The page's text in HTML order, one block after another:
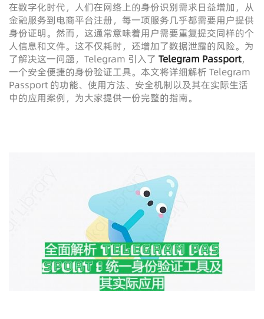
在数字化时代，人们在网络上的身份识别需求日益增加，从
金融服务到电商平台注册，每一项服务几乎都需要用户提供
身份证明。然而，这通常意味着用户需要重复提交同样的个
人信息和文件。这不仅耗时，还增加了数据泄露的风险。为
了解决这一问题，Telegram 引入了 Telegram Passport，
一个安全便捷的身份验证工具。本文将详细解析 Telegram
Passport 的功能、使用方法、安全机制以及其在实际生活
中的应用案例，为大家提供一份完整的指南。